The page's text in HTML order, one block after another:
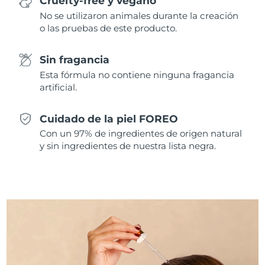
No se utilizaron animales durante la creación
o las pruebas de este producto.
Sin fragancia
Esta fórmula no contiene ninguna fragancia
artificial.
Cuidado de la piel FOREO
Con un 97% de ingredientes de origen natural
y sin ingredientes de nuestra lista negra.
Singapur
Eslovenia
Sudáfrica
Corea del Sur Entrega prevista
España Entrega prevista
Entrega prevista8/14/26